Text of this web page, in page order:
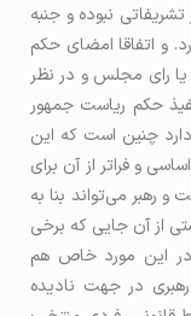
نبوده و جنبه
و اتفاقا امضای حکم
رای مجلس و در نظر
حکم ریاست جمهور
چنین است که این
و فراتر از آن برای
رهبر می‌تواند بنا به
از آن جایی که برخی
در این مورد خاص هم
در جهت نادیده